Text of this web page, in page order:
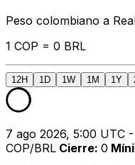
Peso colombiano a
1 COP = 0 BRL
12H 1D 1W 1M 1Y
7 ago 2026, 5:00 UTC
COP/BRL Cierre: 0